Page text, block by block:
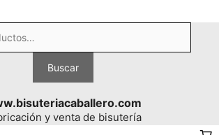
Buscar
y venta de bisutería